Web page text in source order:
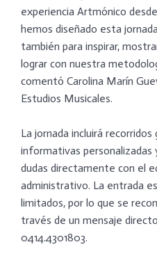
experiencia Artmónico
hemos diseñado esta
también para inspirar,
lograr con nuestra
comentó Carolina Marín
Estudios Musicales.
La jornada incluirá recorridos
informativas
dudas directamente con el
administrativo. La entrada
limitados, por lo que se
través de un mensaje
0414.4301803.